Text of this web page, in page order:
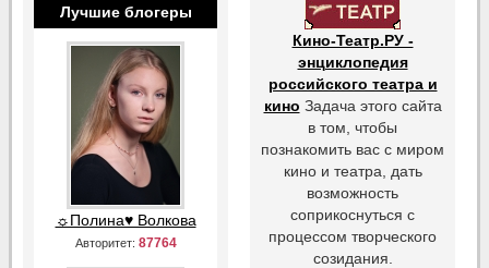
Лучшие блогеры
☼Полина♥ Волкова
Авторитет: 87764
Кино-Театр.РУ -
энциклопедия
российского театра и
кино Задача этого сайта
в том, чтобы
познакомить вас с миром
кино и театра, дать
возможность
соприкоснуться с
процессом творческого
созидания.